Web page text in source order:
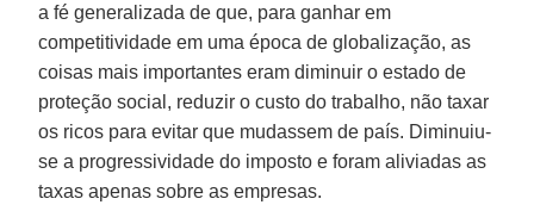
a fé generalizada de que, para ganhar em
competitividade em uma época de globalização, as
coisas mais importantes eram diminuir o estado de
proteção social, reduzir o custo do trabalho, não taxar
os ricos para evitar que mudassem de país. Diminuiu-
se a progressividade do imposto e foram aliviadas as
taxas apenas sobre as empresas.